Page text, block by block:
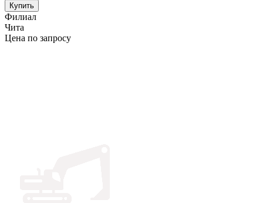
Купить
Филиал
Чита
Цена по запросу